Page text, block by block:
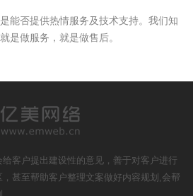
能否提供热情服务及技术支持。我们知
是做服务，就是做售后。
客户提出建设性的意见，善于对客户进行
甚至帮助客户整理文案做好内容规划,会帮